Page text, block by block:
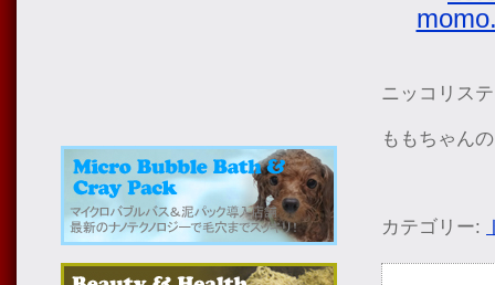
ニッコリス
ももちゃん
カテゴリー: